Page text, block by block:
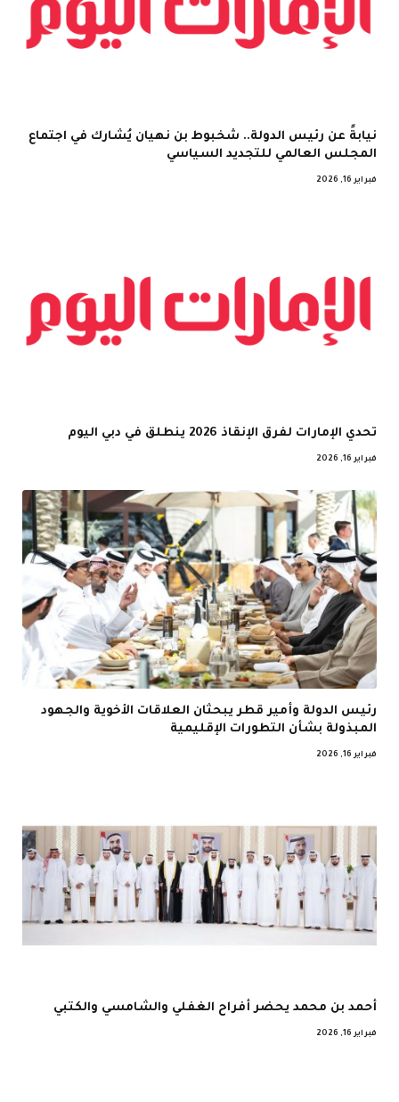
نيابةً عن رئيس الدولة.. شخبوط بن نهيان يُشارك في اجتماع
المجلس العالمي للتجديد السياسي
فبراير 16, 2026
تحدي الإمارات لفرق الإنقاذ 2026 ينطلق في دبي اليوم
فبراير 16, 2026
رئيس الدولة وأمير قطر يبحثان العلاقات الأخوية والجهود
المبذولة بشأن التطورات الإقليمية
فبراير 16, 2026
أحمد بن محمد يحضر أفراح الغفلي والشامسي والكتبي
فبراير 16, 2026